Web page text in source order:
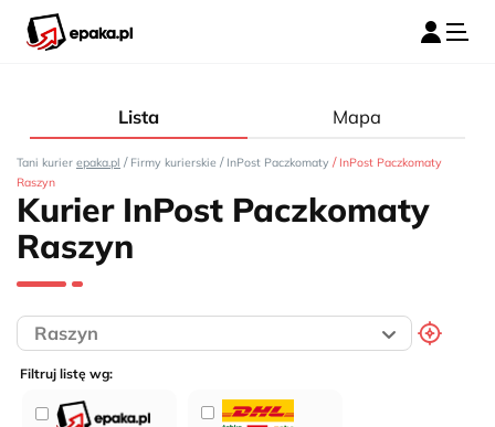
Lista Mapa
Tani kurier epaka.pl / Firmy kurierskie / InPost Paczkomaty / InPost Paczkomaty
Raszyn
Kurier InPost Paczkomaty
Raszyn
Filtruj listę wg: